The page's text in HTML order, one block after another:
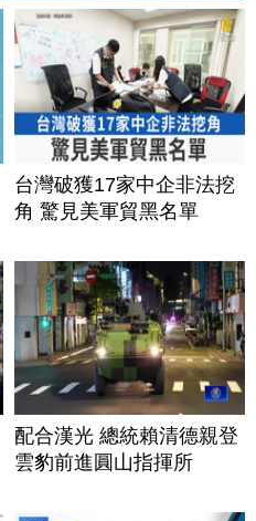
台灣破獲17家中企非法挖
角 驚見美軍貿黑名單
配合漢光 總統賴清德親登
雲豹前進圓山指揮所